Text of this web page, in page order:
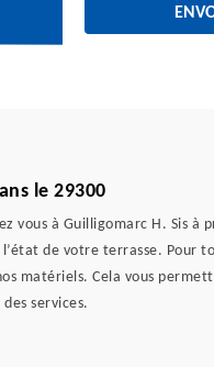
le 29300
vous à Guilligomarc H. Sis à
de votre terrasse. Pour
matériels. Cela vous
services.